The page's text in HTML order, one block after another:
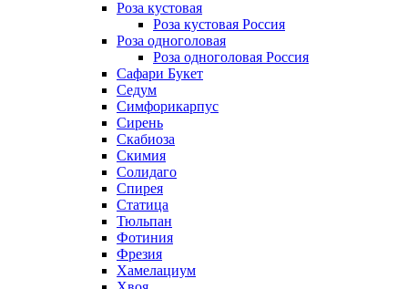
Роза кустовая
Роза кустовая Россия
Роза одноголовая
Роза одноголовая Россия
Сафари Букет
Седум
Симфорикарпус
Сирень
Скабиоза
Скимия
Солидаго
Спирея
Статица
Тюльпан
Фотиния
Фрезия
Хамелациум